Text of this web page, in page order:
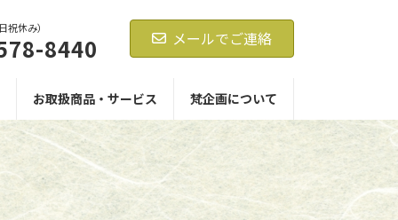
休み）
8440 メールでご連絡
お取扱商品・サービス 梵企画について